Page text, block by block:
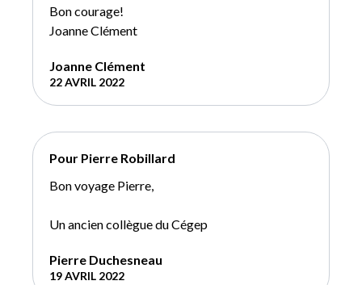
Bon courage!
Joanne Clément
Joanne Clément
22 AVRIL 2022
Pour Pierre Robillard
Bon voyage Pierre,
Un ancien collègue du Cégep
Pierre Duchesneau
19 AVRIL 2022